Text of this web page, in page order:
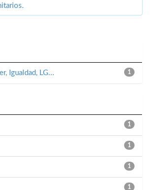
1
Igualdad, LG...
1
1
1
1